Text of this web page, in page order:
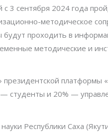
3 сентября 2024 года
методическое
будут проходить в
методические и
платформы
— студенты и 20% —
Республики Саха